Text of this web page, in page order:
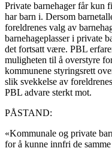
Private barnehager får kun
har barn i. Dersom
foreldrenes valg av
barnehageplasser i private
det fortsatt være. PBL
muligheten til å overstyre
kommunene styringsrett
slik svekkelse av
PBL advare sterkt mot.
PÅSTAND:
«Kommunale og private
for å kunne innfri de